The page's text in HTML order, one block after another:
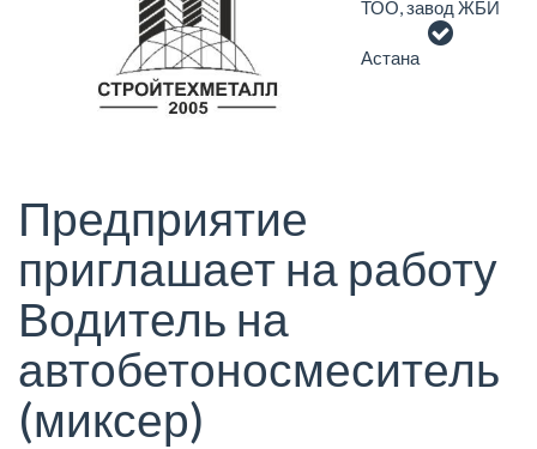
ТОО, завод ЖБИ
Астана
Предприятие
приглашает на работу
Водитель на
автобетоносмеситель
(миксер)